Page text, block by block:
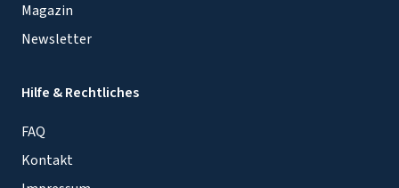
Magazin
Newsletter
Hilfe & Rechtliches
FAQ
Kontakt